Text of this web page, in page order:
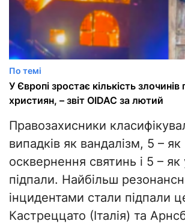
По темі
У Європі зростає кількість злочинів
християн, – звіт OIDAC за лютий
Правозахисники
випадків як вандалізм, 5 – як
осквернення святинь і 5 – як
підпали. Найбільш
інцидентами стали підпали
Кастреццато (Італія) та